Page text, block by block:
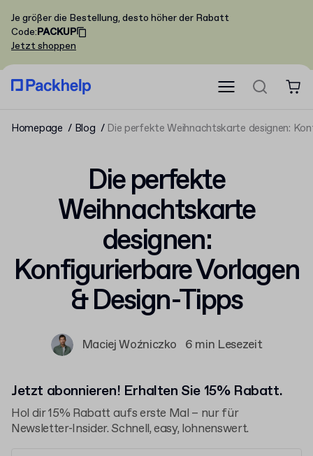
Je größer die Bestellung, desto höher der Rabatt
Code:PACKUP
Jetzt shoppen
Homepage Blog Die perfekte Weihnachtskarte designen:
Die perfekte
Weihnachtskarte
designen:
Konfigurierbare Vorlagen
& Design-Tipps
Maciej Woźniczko 6 min Lesezeit
Jetzt abonnieren! Erhalten Sie 15% Rabatt.
Hol dir 15% Rabatt aufs erste Mal – nur für
Newsletter-Insider. Schnell, easy, lohnenswert.